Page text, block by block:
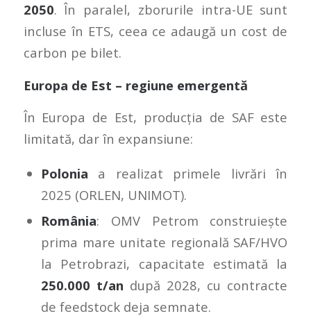
2050. În paralel, zborurile intra-UE sunt
incluse în ETS, ceea ce adaugă un cost de
carbon pe bilet.
Europa de Est – regiune emergentă
În Europa de Est, producția de SAF este
limitată, dar în expansiune:
Polonia a realizat primele livrări în
2025 (ORLEN, UNIMOT).
România: OMV Petrom construiește
prima mare unitate regională SAF/HVO
la Petrobrazi, capacitate estimată la
250.000 t/an după 2028, cu contracte
de feedstock deja semnate.